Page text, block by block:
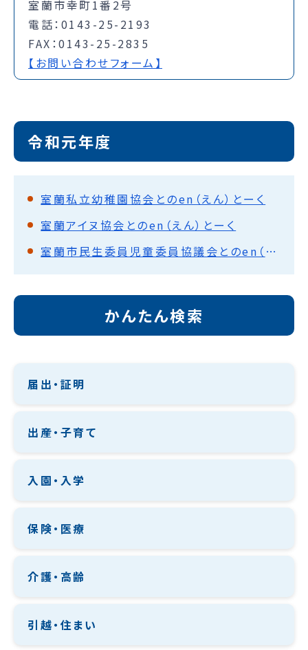
室蘭市幸町1番2号
電話：0143-25-2193
FAX：0143-25-2835
【お問い合わせフォーム】
令和元年度
室蘭私立幼稚園協会とのen（えん）とーく
室蘭アイヌ協会とのen（えん）とーく
室蘭市民生委員児童委員協議会とのen（えん）とーく
かんたん検索
届出・証明
出産・子育て
入園・入学
保険・医療
介護・高齢
引越・住まい